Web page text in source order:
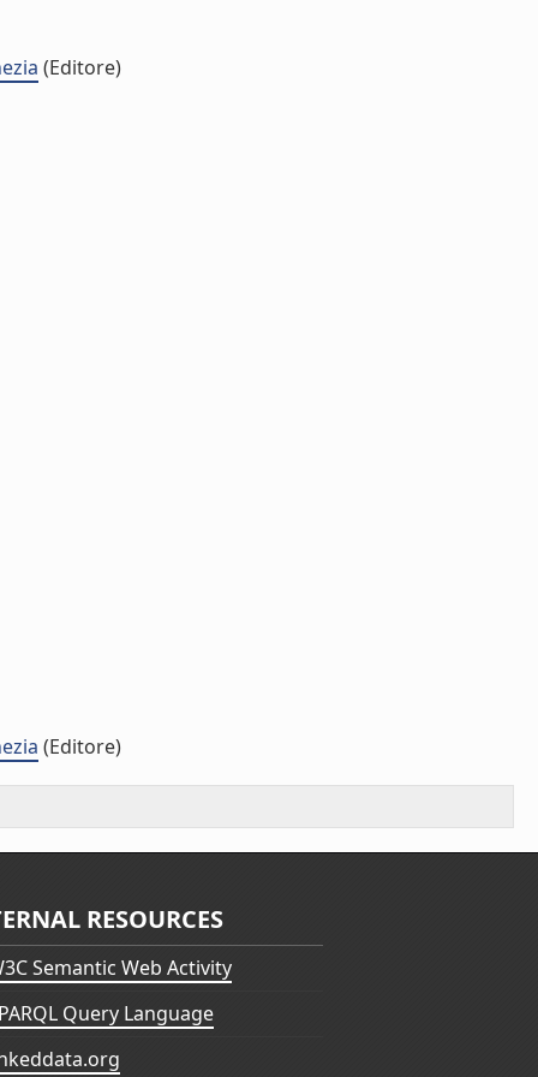
(Editore)
(Editore)
RESOURCES
Semantic Web Activity
Query Language